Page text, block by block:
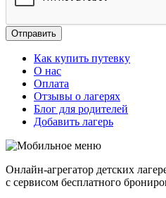
Отправить
Как купить путевку
О нас
Оплата
Отзывы о лагерях
Блог для родителей
Добавить лагерь
Онлайн-агрегатор детских
с сервисом бесплатного